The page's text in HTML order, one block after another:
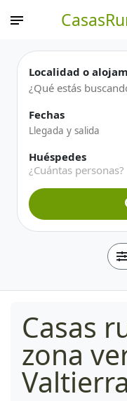
Localidad o
Fechas
Huéspedes
¿Cuántas personas?
Casas
zona
Valtierra